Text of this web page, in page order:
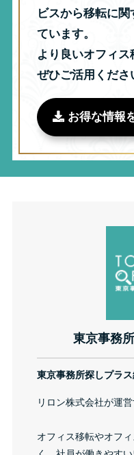
ビスから移転に
ています。
より良いオフィス
ぜひご活用くださ
お得な情報
東京事務
東京事務所探しプラ
リロン株式会社が運営
オフィス移転やオフ